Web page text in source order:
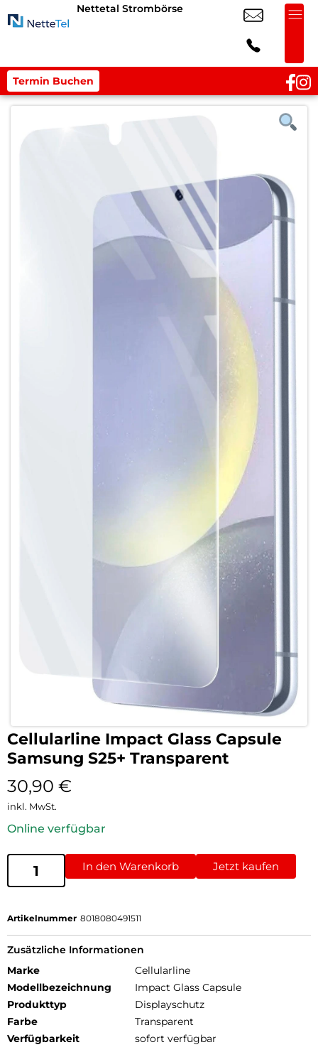
Nettetal Strombörse
Termin Buchen
Cellularline Impact Glass Capsule
Samsung S25+ Transparent
30,90 €
inkl. MwSt.
Online verfügbar
In den Warenkorb Jetzt kaufen
Artikelnummer 8018080491511
Zusätzliche Informationen
Marke
Cellularline
Modellbezeichnung
Impact Glass Capsule
Produkttyp
Displayschutz
Farbe
Transparent
Verfügbarkeit
sofort verfügbar